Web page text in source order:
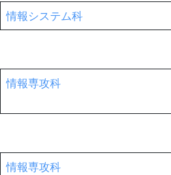
情報システム科
情報専攻科
情報専攻科